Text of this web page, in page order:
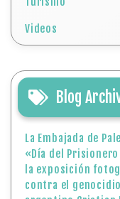
La Embajada de
«Día del
argentino Cristian
17 de abril: Día
Hoy 16 de abril
palestino Khalil
mártires»
9 de abril,